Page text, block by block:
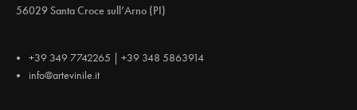
56029 Santa Croce sull’Arno (PI)
+39 349 7742265 | +39 348 5863914
info@artevinile.it